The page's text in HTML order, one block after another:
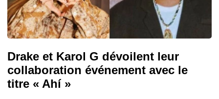
Drake et Karol G dévoilent leur
collaboration événement avec le
titre « Ahí »